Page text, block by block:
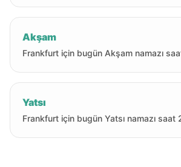
Akşam
Frankfurt için bugün Akşam namazı
Yatsı
Frankfurt için bugün Yatsı namazı saat